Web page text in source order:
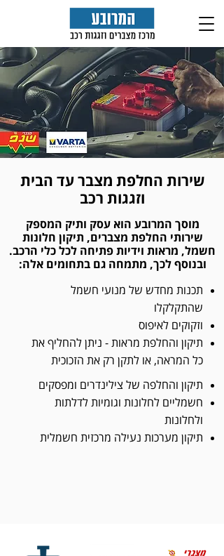
שירות החלפת מצבר עד הבית
וזגגות רכב
מוסך המרובע הוא עסק ותיק המספק
שירותי החלפת מצברים, תיקון חלונות
חשמל, מראות וידיות פתיחה לכל כלי הרכב.
ובנוסף לכך, מתמחה גם בתחומים אלה:
תכנות מחדש של מנועי חשמל
שהתקלקלו
וזקוקים לאיפוס
תיקון והחלפת מראות - ניתן להחליף את
כל המראה, או לתקן רק את הזכוכית
תיקון והחלפה של צילינדרים ומפסקים
חשמליים לחלונות וגומיות לדלתות
ולחלונות
תיקון מערכות נעילה מרכזית חשמלית